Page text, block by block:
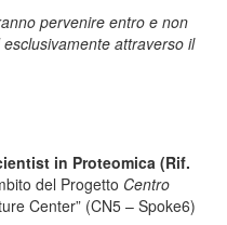
pervenire entro e non
attraverso il
in Proteomica (Rif.
del Progetto Centro
Center” (CN5 – Spoke6)